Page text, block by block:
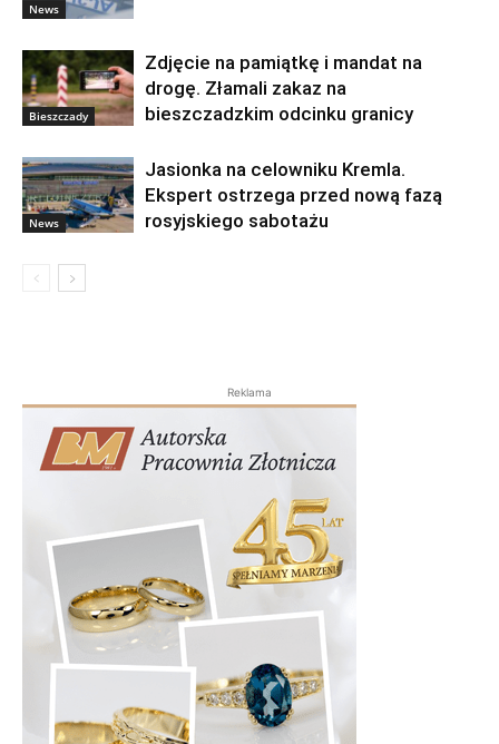
News
Bieszczady
Zdjęcie na pamiątkę i mandat na
drogę. Złamali zakaz na
bieszczadzkim odcinku granicy
News
Jasionka na celowniku Kremla.
Ekspert ostrzega przed nową fazą
rosyjskiego sabotażu
Reklama